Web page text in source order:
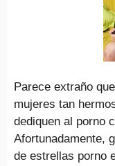
Parece extraño
mujeres tan
dediquen al porno
Afortunadamente,
de estrellas